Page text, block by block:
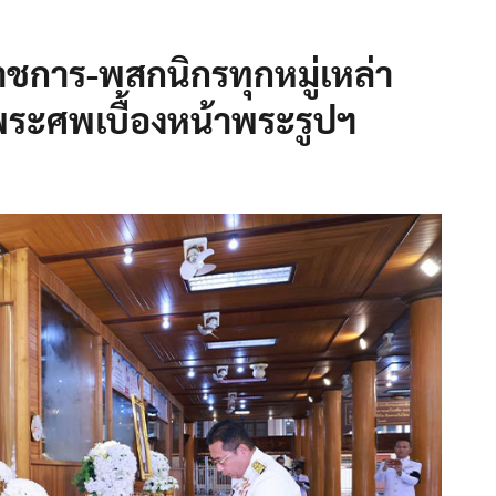
การ-พสกนิกรทุกหมู่เหล่า
ะศพเบื้องหน้าพระรูปฯ